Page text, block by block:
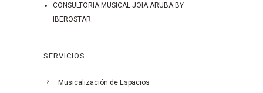
CONSULTORIA MUSICAL JOIA ARUBA BY
IBEROSTAR
SERVICIOS
Musicalización de Espacios